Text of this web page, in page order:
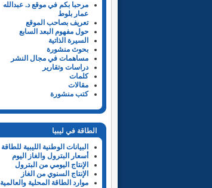
مرحبا بكم في موقع د. عبدالله
عمار بلوط
تعريف بصاحب الموقع
حول مفهوم البعد السابع
السيرة الذاتية
بحوث منشورة
مساهمات في مجال النشر
دراسات وتقارير
كلمات
مقالات
كتب منشورة
الطاقة في ليبيا
البيانات الوطنية الليبية للطاقة
أسعار البترول والغاز اليوم
الإنتاج اليومي من البترول
الإنتاج السنوي من الغاز
موارد الطاقة المحلية والعالمية